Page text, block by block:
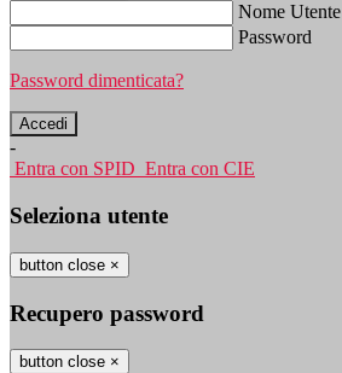
Nome Utente
Password
Password dimenticata?
-
Entra con SPID Entra con CIE
Seleziona utente
button close ×
Recupero password
button close ×